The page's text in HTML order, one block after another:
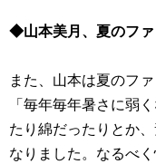
◆山本美月、夏のフ
また、山本は夏のフ
「毎年毎年暑さに弱
たり綿だったりとか
なりました。なるべ